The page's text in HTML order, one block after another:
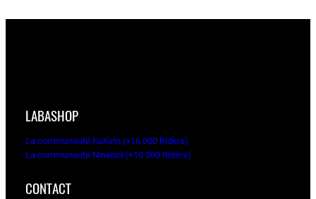
LABASHOP
La communauté KuKirin (+16 000 Riders)
La communauté Ninebot (+10 000 Riders)
CONTACT